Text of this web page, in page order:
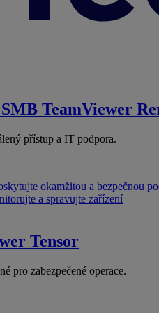
TeamViewer
přístup a IT podpora.
okamžitou a bezpečnou
a spravujte zařízení
Tensor
pro zabezpečené operace.